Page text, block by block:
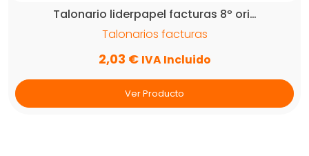
Talonario liderpapel facturas 8º ori…
Talonarios facturas
2,03 € IVA Incluido
Ver Producto